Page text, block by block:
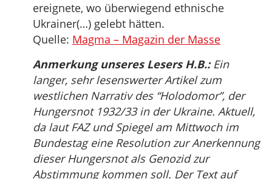
ereignete, wo überwiegend ethnische
Ukrainer(…) gelebt hätten.
Quelle: Magma – Magazin der Masse
Anmerkung unseres Lesers H.B.:Ein
langer, sehr lesenswerter Artikel zum
westlichen Narrativ des “Holodomor”, der
Hungersnot 1932/33 in der Ukraine. Aktuell,
da laut FAZ und Spiegel am Mittwoch im
Bundestag eine Resolution zur Anerkennung
dieser Hungersnot als Genozid zur
Abstimmung kommen soll. Der Text auf